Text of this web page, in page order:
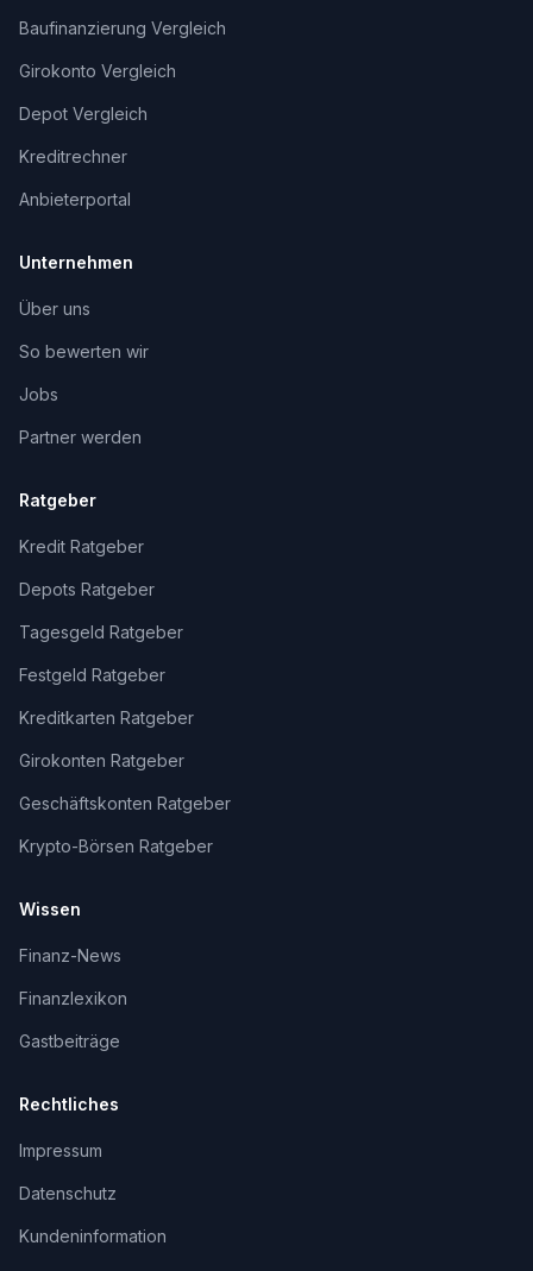
Baufinanzierung Vergleich
Girokonto Vergleich
Depot Vergleich
Kreditrechner
Anbieterportal
Unternehmen
Über uns
So bewerten wir
Jobs
Partner werden
Ratgeber
Kredit Ratgeber
Depots Ratgeber
Tagesgeld Ratgeber
Festgeld Ratgeber
Kreditkarten Ratgeber
Girokonten Ratgeber
Geschäftskonten Ratgeber
Krypto-Börsen Ratgeber
Wissen
Finanz-News
Finanzlexikon
Gastbeiträge
Rechtliches
Impressum
Datenschutz
Kundeninformation